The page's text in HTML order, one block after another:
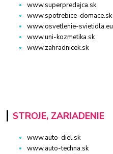
www.superpredajca.sk
www.spotrebice-domace.sk
www.osvetlenie-svietidla.eu
www.uni-kozmetika.sk
www.zahradnicek.sk
STROJE, ZARIADENIE
www.auto-diel.sk
www.auto-techna.sk